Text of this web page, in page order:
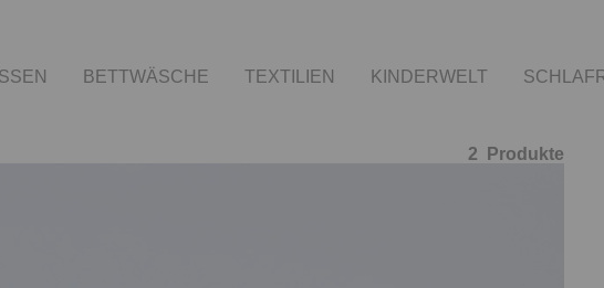
BETTWÄSCHE TEXTILIEN KINDERWELT
2 Produkte